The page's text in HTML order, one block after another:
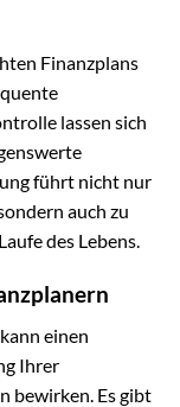
Finanzplans
lassen sich
führt nicht nur
auch zu
des Lebens.
einen
Ihrer
bewirken. Es gibt